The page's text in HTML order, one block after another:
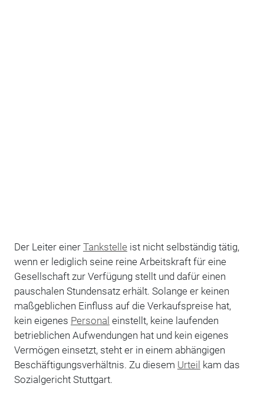
Der Leiter einer Tankstelle ist nicht selbständig tätig,
wenn er lediglich seine reine Arbeitskraft für eine
Gesellschaft zur Verfügung stellt und dafür einen
pauschalen Stundensatz erhält. Solange er keinen
maßgeblichen Einfluss auf die Verkaufspreise hat,
kein eigenes Personal einstellt, keine laufenden
betrieblichen Aufwendungen hat und kein eigenes
Vermögen einsetzt, steht er in einem abhängigen
Beschäftigungsverhältnis. Zu diesem Urteil kam das
Sozialgericht Stuttgart.